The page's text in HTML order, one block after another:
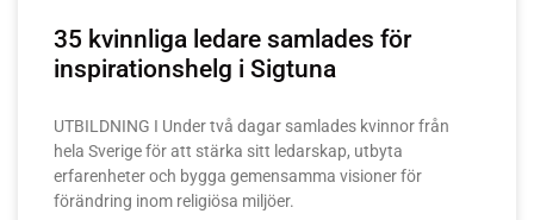
35 kvinnliga ledare samlades för
inspirationshelg i Sigtuna
UTBILDNING I Under två dagar samlades kvinnor från
hela Sverige för att stärka sitt ledarskap, utbyta
erfarenheter och bygga gemensamma visioner för
förändring inom religiösa miljöer.